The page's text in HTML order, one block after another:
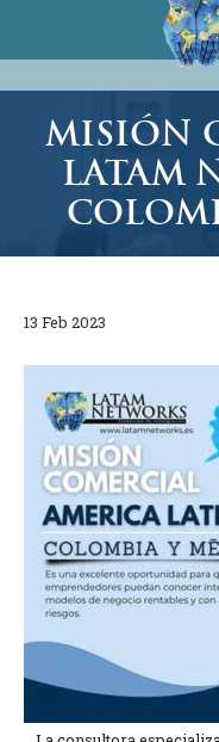
al
MISIÓN
LATAM
13 Feb 2023